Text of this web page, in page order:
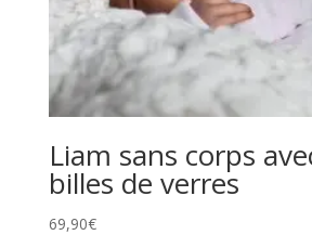
Liam sans corps
billes de verres
69,90€